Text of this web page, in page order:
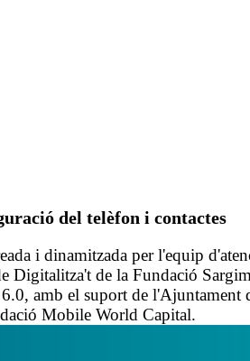
del telèfon i contactes
i dinamitzada per l'equip
Digitalitza't de la Fundació
amb el suport de l'Ajuntament
Mobile World Capital.